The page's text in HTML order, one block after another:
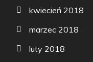
kwiecień 2018
marzec 2018
luty 2018